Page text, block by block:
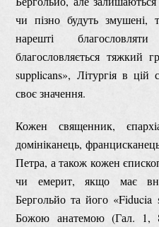
чи пізно будуть змушені,
нарешті
благословляється тяжкий
supplicans», Літургія в цій
своє значення.
Кожен священник,
домініканець,
Петра, а також кожен
чи емерит, якщо має
Бергольйо та його «Fiducia
Божою анатемою (Гал. 1,